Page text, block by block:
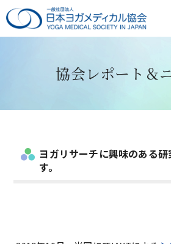
協会レポート＆
ヨガリサーチに興味のある
す。